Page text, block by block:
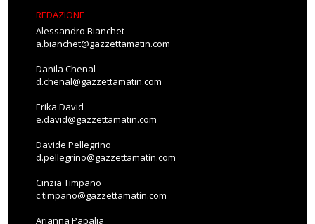
REDAZIONE
Alessandro Bianchet
a.bianchet@gazzettamatin.com
Danila Chenal
d.chenal@gazzettamatin.com
Erika David
e.david@gazzettamatin.com
Davide Pellegrino
d.pellegrino@gazzettamatin.com
Cinzia Timpano
c.timpano@gazzettamatin.com
Arianna Papalia